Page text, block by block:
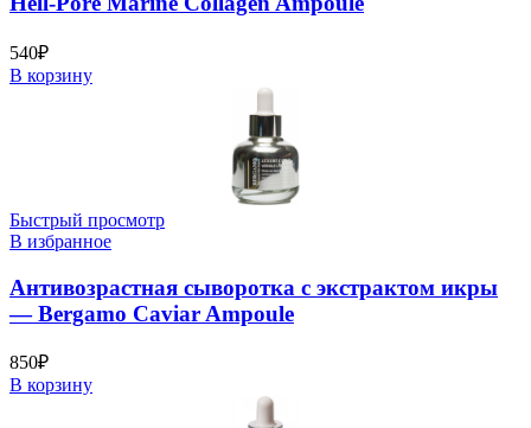
540₽
В корзину
Быстрый просмотр
В избранное
Антивозрастная сыворотка с экстрактом икры
— Bergamo Caviar Ampoule
850₽
В корзину